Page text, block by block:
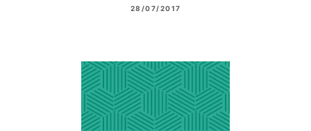
28/07/2017